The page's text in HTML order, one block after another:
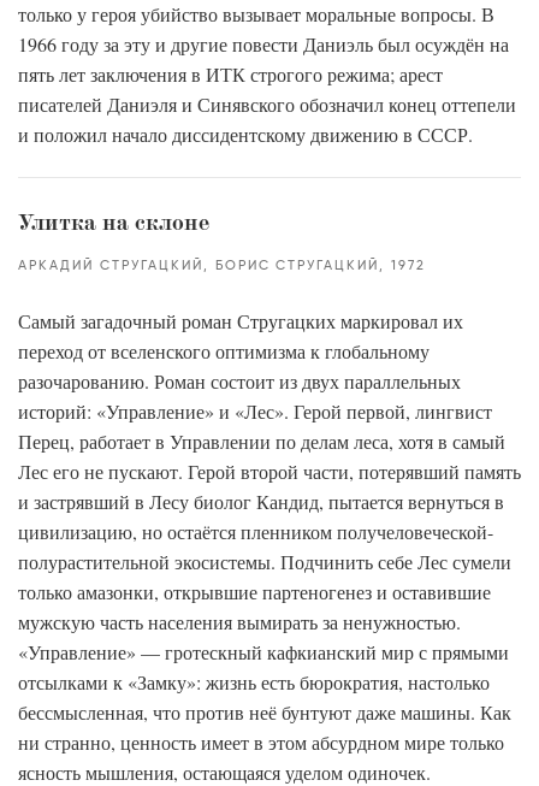
только у героя убийство вызывает моральные вопросы. В
1966 году за эту и другие повести Даниэль был осуждён на
пять лет заключения в ИТК строгого режима; арест
писателей Даниэля и Синявского обозначил конец оттепели
и положил начало диссидентскому движению в СССР.
Улитка на склоне
АРКАДИЙ СТРУГАЦКИЙ БОРИС СТРУГАЦКИЙ 1972
Самый загадочный роман Стругацких маркировал их
переход от вселенского оптимизма к глобальному
разочарованию. Роман состоит из двух параллельных
историй: «Управление» и «Лес». Герой первой, лингвист
Перец, работает в Управлении по делам леса, хотя в самый
Лес его не пускают. Герой второй части, потерявший память
и застрявший в Лесу биолог Кандид, пытается вернуться в
цивилизацию, но остаётся пленником получеловеческой-
полурастительной экосистемы. Подчинить себе Лес сумели
только амазонки, открывшие партеногенез и оставившие
мужскую часть населения вымирать за ненужностью.
«Управление» — гротескный кафкианский мир с прямыми
отсылками к «Замку»: жизнь есть бюрократия, настолько
бессмысленная, что против неё бунтуют даже машины. Как
ни странно, ценность имеет в этом абсурдном мире только
ясность мышления, остающаяся уделом одиночек.